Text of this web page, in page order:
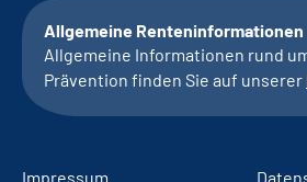
Allgemeine Renteninformationen
Allgemeine Informationen rund
Prävention finden Sie auf unserer
Impressum